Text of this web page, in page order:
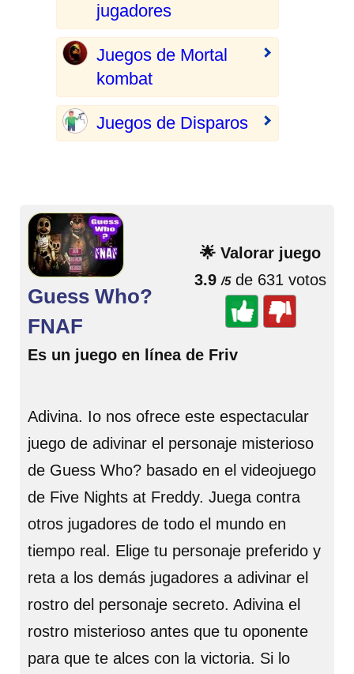
jugadores
Juegos de Mortal
kombat
Juegos de Disparos
🌟 Valorar juego
3.9 /5de 631 votos
Guess Who?
FNAF
Es un juego en línea de Friv
Adivina. Io nos ofrece este espectacular
juego de adivinar el personaje misterioso
de Guess Who? basado en el videojuego
de Five Nights at Freddy. Juega contra
otros jugadores de todo el mundo en
tiempo real. Elige tu personaje preferido y
reta a los demás jugadores a adivinar el
rostro del personaje secreto. Adivina el
rostro misterioso antes que tu oponente
para que te alces con la victoria. Si lo